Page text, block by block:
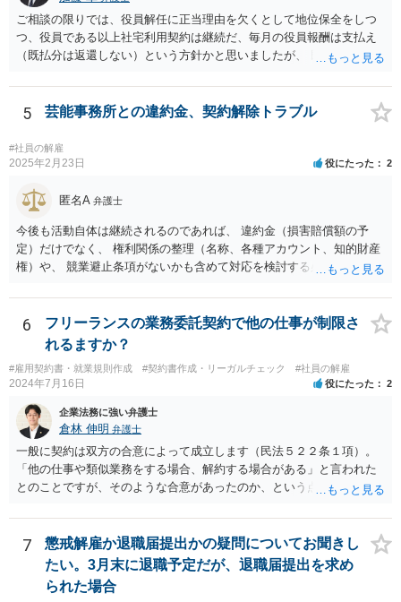
ご相談の限りでは、役員解任に正当理由を欠くとして地位保全をしつ
つ、役員である以上社宅利用契約は継続だ、毎月の役員報酬は支払え
（既払分は返還しない）という方針かと思いましたが、 既に訴訟を提
連絡を入れて具体的な相談をした方がよいと思いますよ。手元キャッ
シュのあるなしによって保全処分も必要になりそうです。 訴状の内
は合同会社所有か？賃貸？、使用料支払はゼロ？それとも一旦報酬と
して３０万円支給されてそこから払っている？）くらいがあれば、御
5 芸能事務所との違約金、契約解除トラブル
#社員の解雇
2025年2月23日 役にたった 2
匿名A 弁護士
今後も活動自体は継続されるのであれば、 違約金（損害賠償額の予
定）だけでなく、 権利関係の整理（名称、各種アカウント、知的財産
権）や、 競業避止条項がないかも含めて対応を検討する必要がありま
以上、 基本的には損害賠償額の予定は有効です。 相手方に債務の不履
行があるということであれば、 その部分を主張できるかを検討するこ
ととなります。
6
フリーランスの業務委託契約で他の仕事が制限さ
れるますか？
#雇用契約書・就業規則作成 #契約書作成・リーガルチェック #社員の解雇
2024年7月16日 役にたった 2
企業法務に強い弁護士
倉林 伸明 弁護士
一般に契約は双方の合意によって成立します（民法５２２条１項）。
「他の仕事や類似業務をする場合、解約する場合がある」と言われた
とのことですが、そのような合意があったのか、という点を最初に確
ったのではないでしょうか。 また、フリーランスの方との取引で、
「紙の書面で契約締結を行っているのは全体の4割弱にとどまってい
る」との報告もあります（「フリーランス白書２０２０」）。「トラ
ブルが発生している取引の45.5%が口頭による契約締結であり、口約
束の横行がトラブルを生じやすくしている」とも。（同） 詳しくお話
7
懲戒解雇か退職届提出かの疑問についてお聞きし
たい。3月末に退職予定だが、退職届提出を求め
られた場合